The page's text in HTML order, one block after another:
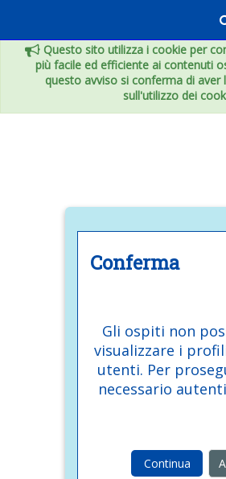
Questo sito utilizza i cookie per
più facile ed efficiente ai contenuti
questo avviso si conferma di
sull'utilizzo dei
Conferma
Gli ospiti non
visualizzare i
utenti. Per
necessario
Continua